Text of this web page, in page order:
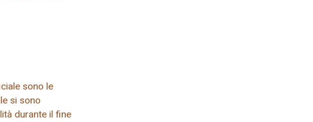
sono le
si sono
durante il fine